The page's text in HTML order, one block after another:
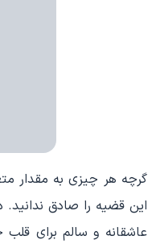
گرچه هر چیزی به مقدار
این قضیه را صادق
عاشقانه و سالم برای